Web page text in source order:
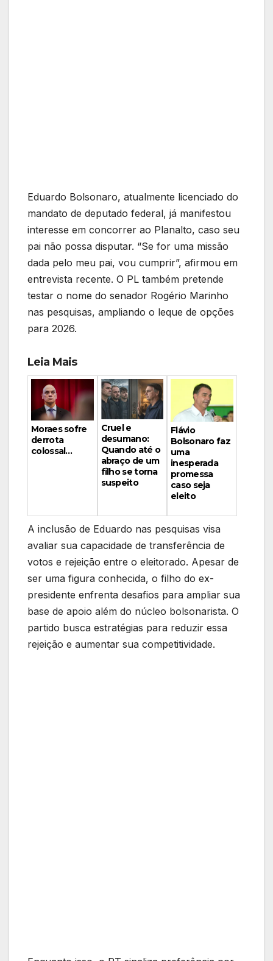
Eduardo Bolsonaro, atualmente licenciado do
mandato de deputado federal, já manifestou
interesse em concorrer ao Planalto, caso seu
pai não possa disputar. “Se for uma missão
dada pelo meu pai, vou cumprir”, afirmou em
entrevista recente. O PL também pretende
testar o nome do senador Rogério Marinho
nas pesquisas, ampliando o leque de opções
para 2026.
Leia Mais
Moraes sofre
derrota
colossal…
Cruel e
desumano:
Quando até o
abraço de um
filho se torna
suspeito
Flávio
Bolsonaro faz
uma
inesperada
promessa
caso seja
eleito
A inclusão de Eduardo nas pesquisas visa
avaliar sua capacidade de transferência de
votos e rejeição entre o eleitorado. Apesar de
ser uma figura conhecida, o filho do ex-
presidente enfrenta desafios para ampliar sua
base de apoio além do núcleo bolsonarista. O
partido busca estratégias para reduzir essa
rejeição e aumentar sua competitividade.